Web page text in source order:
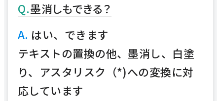
墨消しもできる？
はい、できます
テキストの置換の他、墨消し、白塗
り、アスタリスク（*)への変換に対
応しています